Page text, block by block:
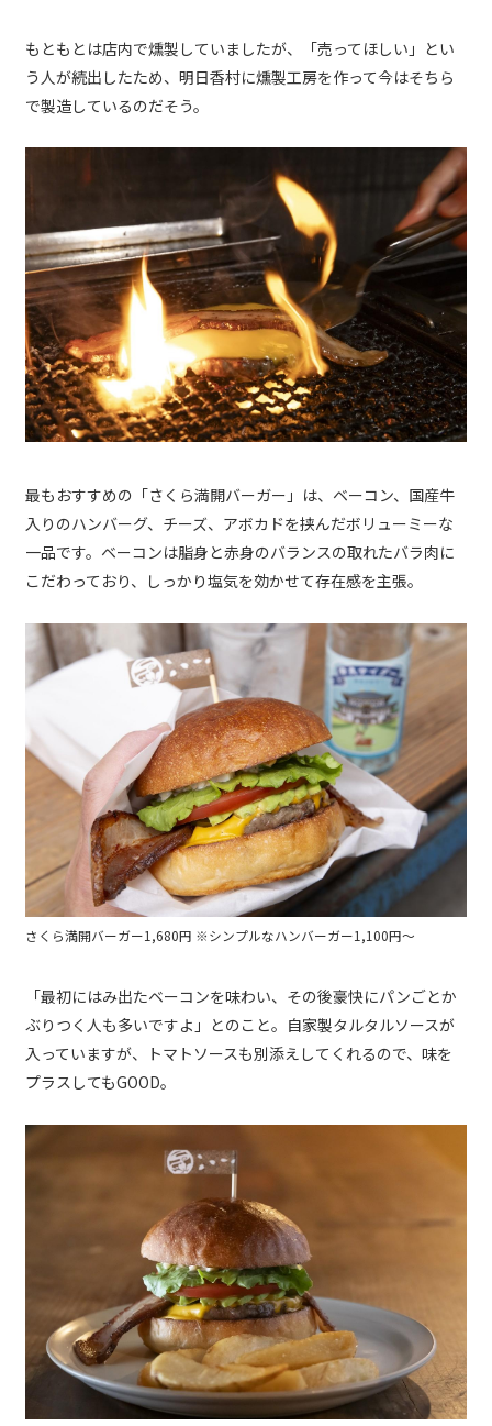
もともとは店内で燻製していましたが、「売ってほしい」とい
う人が続出したため、明日香村に燻製工房を作って今はそちら
で製造しているのだそう。
最もおすすめの「さくら満開バーガー」は、ベーコン、国産牛
入りのハンバーグ、チーズ、アボカドを挟んだボリューミーな
一品です。ベーコンは脂身と赤身のバランスの取れたバラ肉に
こだわっており、しっかり塩気を効かせて存在感を主張。
さくら満開バーガー1,680円 ※シンプルなハンバーガー1,100円～
「最初にはみ出たベーコンを味わい、その後豪快にパンごとか
ぶりつく人も多いですよ」とのこと。自家製タルタルソースが
入っていますが、トマトソースも別添えしてくれるので、味を
プラスしてもGOOD。